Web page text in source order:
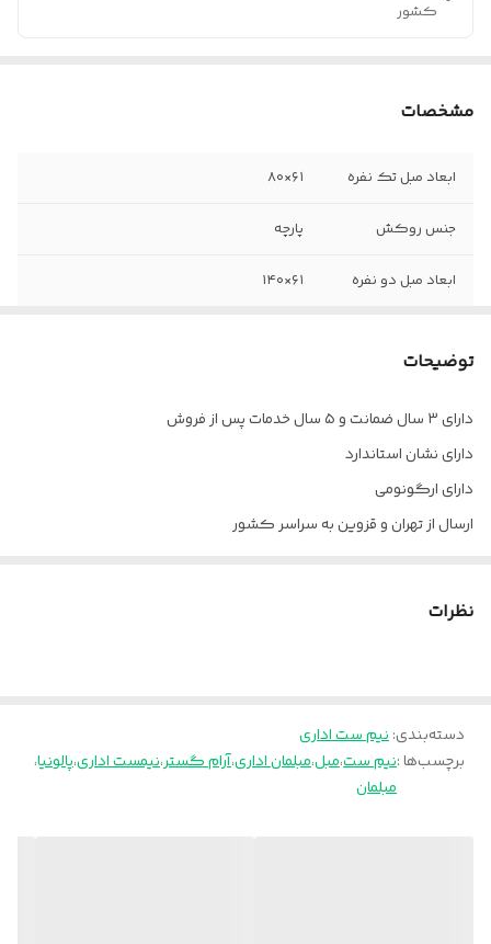
کشور
مشخصات
ابعاد مبل تک نفره ۶۱×۸۰
جنس روکش پارچه
ابعاد مبل دو نفره ۶۱×۱۴۰
فروش
توضیحات
دارای ۳ سال ضمانت و ۵ سال خدمات پس از فروش
دارای نشان استاندارد
دارای ارگونومی
ارسال از تهران و قزوین به سراسر کشور
نظرات
دسته‌بندی:نیم ست اداری
برچسب‌ها :نیم ست،مبل،مبلمان اداری،آرام گستر،نیمست اداری،پالونیا،
مبلمان